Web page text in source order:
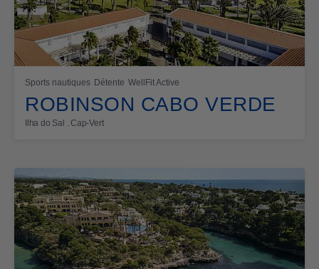
Sports nautiques Détente WellFit Active
ROBINSON CABO VERDE
Ilha do Sal . Cap-Vert